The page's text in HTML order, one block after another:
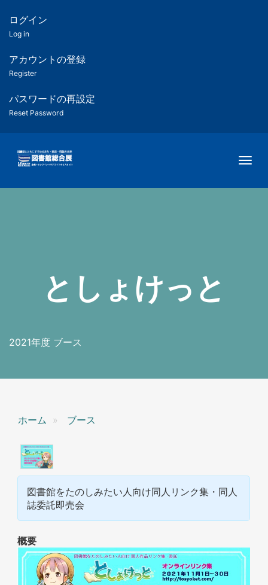
ツ
匿
名
ユ
ー
ー
用
メ
ログイン
Log in
アカウントの登録
Register
パスワードの再設定
Reset Password
としょけっと
2021年度 ブース
ホーム ブース
図書館をたのしみたい人向け同人リンク集・同人
誌委託即売会
概要